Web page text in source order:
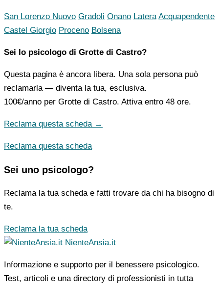
San Lorenzo Nuovo Gradoli Onano Latera Acquapendente
Castel Giorgio Proceno Bolsena
Sei lo psicologo di Grotte di Castro?
Questa pagina è ancora libera. Una sola persona può
reclamarla — diventa la tua, esclusiva.
100€/anno per Grotte di Castro. Attiva entro 48 ore.
Reclama questa scheda →
Reclama questa scheda
Sei uno psicologo?
Reclama la tua scheda e fatti trovare da chi ha bisogno di
te.
Reclama la tua scheda
NienteAnsia.it
Informazione e supporto per il benessere psicologico.
Test, articoli e una directory di professionisti in tutta